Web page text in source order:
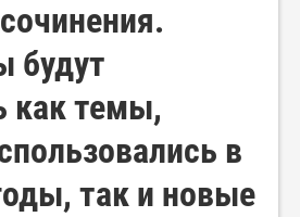
будут
как темы,
в
так и новые